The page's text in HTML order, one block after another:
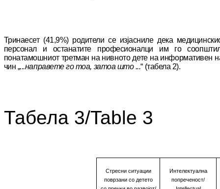
Тринаесет (41,9%) родители се изјасниле дека ме­ди
персонал и останатите про­фе­сио­налци им го
понатамошниот трет­ман на нив­ното дете на информативен
чин „...направете го тоа, затоа што ...“ (табела 2).
Табела 3/Table 3
Стресни ситуации
поврзани со детето
Интелектуална
попреченост/